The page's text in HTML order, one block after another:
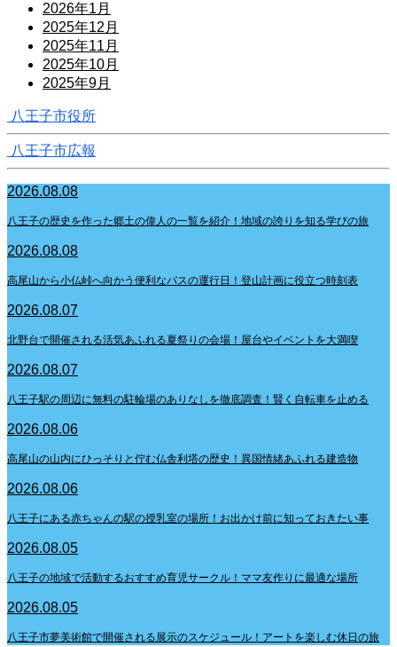
2026年1月
2025年12月
2025年11月
2025年10月
2025年9月
八王子市役所
八王子市広報
2026.08.08
八王子の歴史を作った郷土の偉人の一覧を紹介！地域の誇りを知る学びの旅
2026.08.08
高尾山から小仏峠へ向かう便利なバスの運行日！登山計画に役立つ時刻表
2026.08.07
北野台で開催される活気あふれる夏祭りの会場！屋台やイベントを大満喫
2026.08.07
八王子駅の周辺に無料の駐輪場のありなしを徹底調査！賢く自転車を止める
2026.08.06
高尾山の山内にひっそりと佇む仏舎利塔の歴史！異国情緒あふれる建造物
2026.08.06
八王子にある赤ちゃんの駅の授乳室の場所！お出かけ前に知っておきたい事
2026.08.05
八王子の地域で活動するおすすめ育児サークル！ママ友作りに最適な場所
2026.08.05
八王子市夢美術館で開催される展示のスケジュール！アートを楽しむ休日の旅